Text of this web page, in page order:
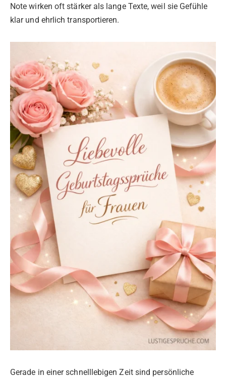
Note wirken oft stärker als lange Texte, weil sie Gefühle
klar und ehrlich transportieren.
Gerade in einer schnelllebigen Zeit sind persönliche